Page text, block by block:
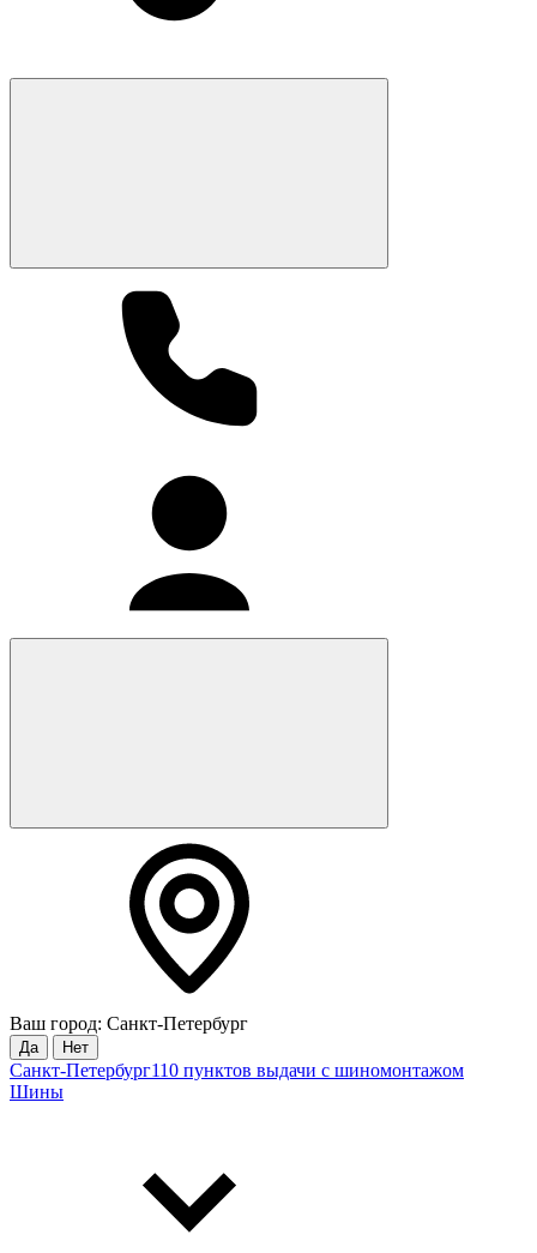
Ваш город: Санкт-Петербург
Да Нет
Санкт-Петербург110 пунктов выдачи с шиномонтажом
Шины